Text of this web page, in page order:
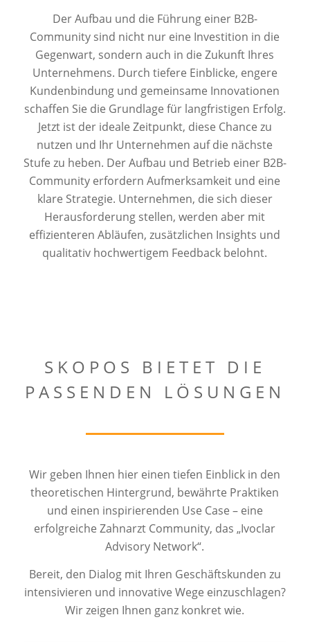
Der Aufbau und die Führung einer B2B-
Community sind nicht nur eine Investition in die
Gegenwart, sondern auch in die Zukunft Ihres
Unternehmens. Durch tiefere Einblicke, engere
Kundenbindung und gemeinsame Innovationen
schaffen Sie die Grundlage für langfristigen Erfolg.
Jetzt ist der ideale Zeitpunkt, diese Chance zu
nutzen und Ihr Unternehmen auf die nächste
Stufe zu heben. Der Aufbau und Betrieb einer B2B-
Community erfordern Aufmerksamkeit und eine
klare Strategie. Unternehmen, die sich dieser
Herausforderung stellen, werden aber mit
effizienteren Abläufen, zusätzlichen Insights und
qualitativ hochwertigem Feedback belohnt.
SKOPOS BIETET DIE
PASSENDEN LÖSUNGEN
Wir geben Ihnen hier einen tiefen Einblick in den
theoretischen Hintergrund, bewährte Praktiken
und einen inspirierenden Use Case – eine
erfolgreiche Zahnarzt Community, das „Ivoclar
Advisory Network“.
Bereit, den Dialog mit Ihren Geschäftskunden zu
intensivieren und innovative Wege einzuschlagen?
Wir zeigen Ihnen ganz konkret wie.